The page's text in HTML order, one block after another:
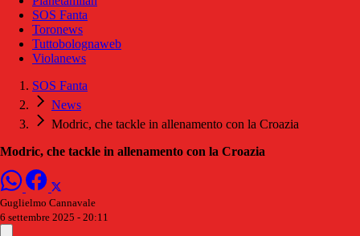
SOS Fanta
Toronews
Tuttobolognaweb
Violanews
SOS Fanta
News
Modric, che tackle in allenamento con la Croazia
Modric, che tackle in allenamento con la Croazia
Guglielmo Cannavale
6 settembre 2025 - 20:11